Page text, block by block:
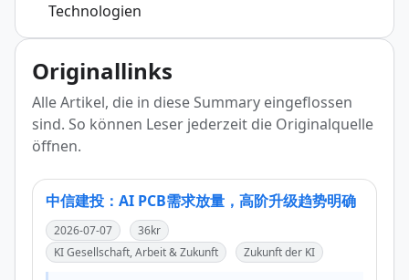
Technologien
Originallinks
Alle Artikel, die in diese Summary eingeflossen
sind. So können Leser jederzeit die Originalquelle
öffnen.
中信建投：AI PCB需求放量，高阶升级趋势明确
2026-07-07
36kr
KI Gesellschaft, Arbeit & Zukunft
Zukunft der KI